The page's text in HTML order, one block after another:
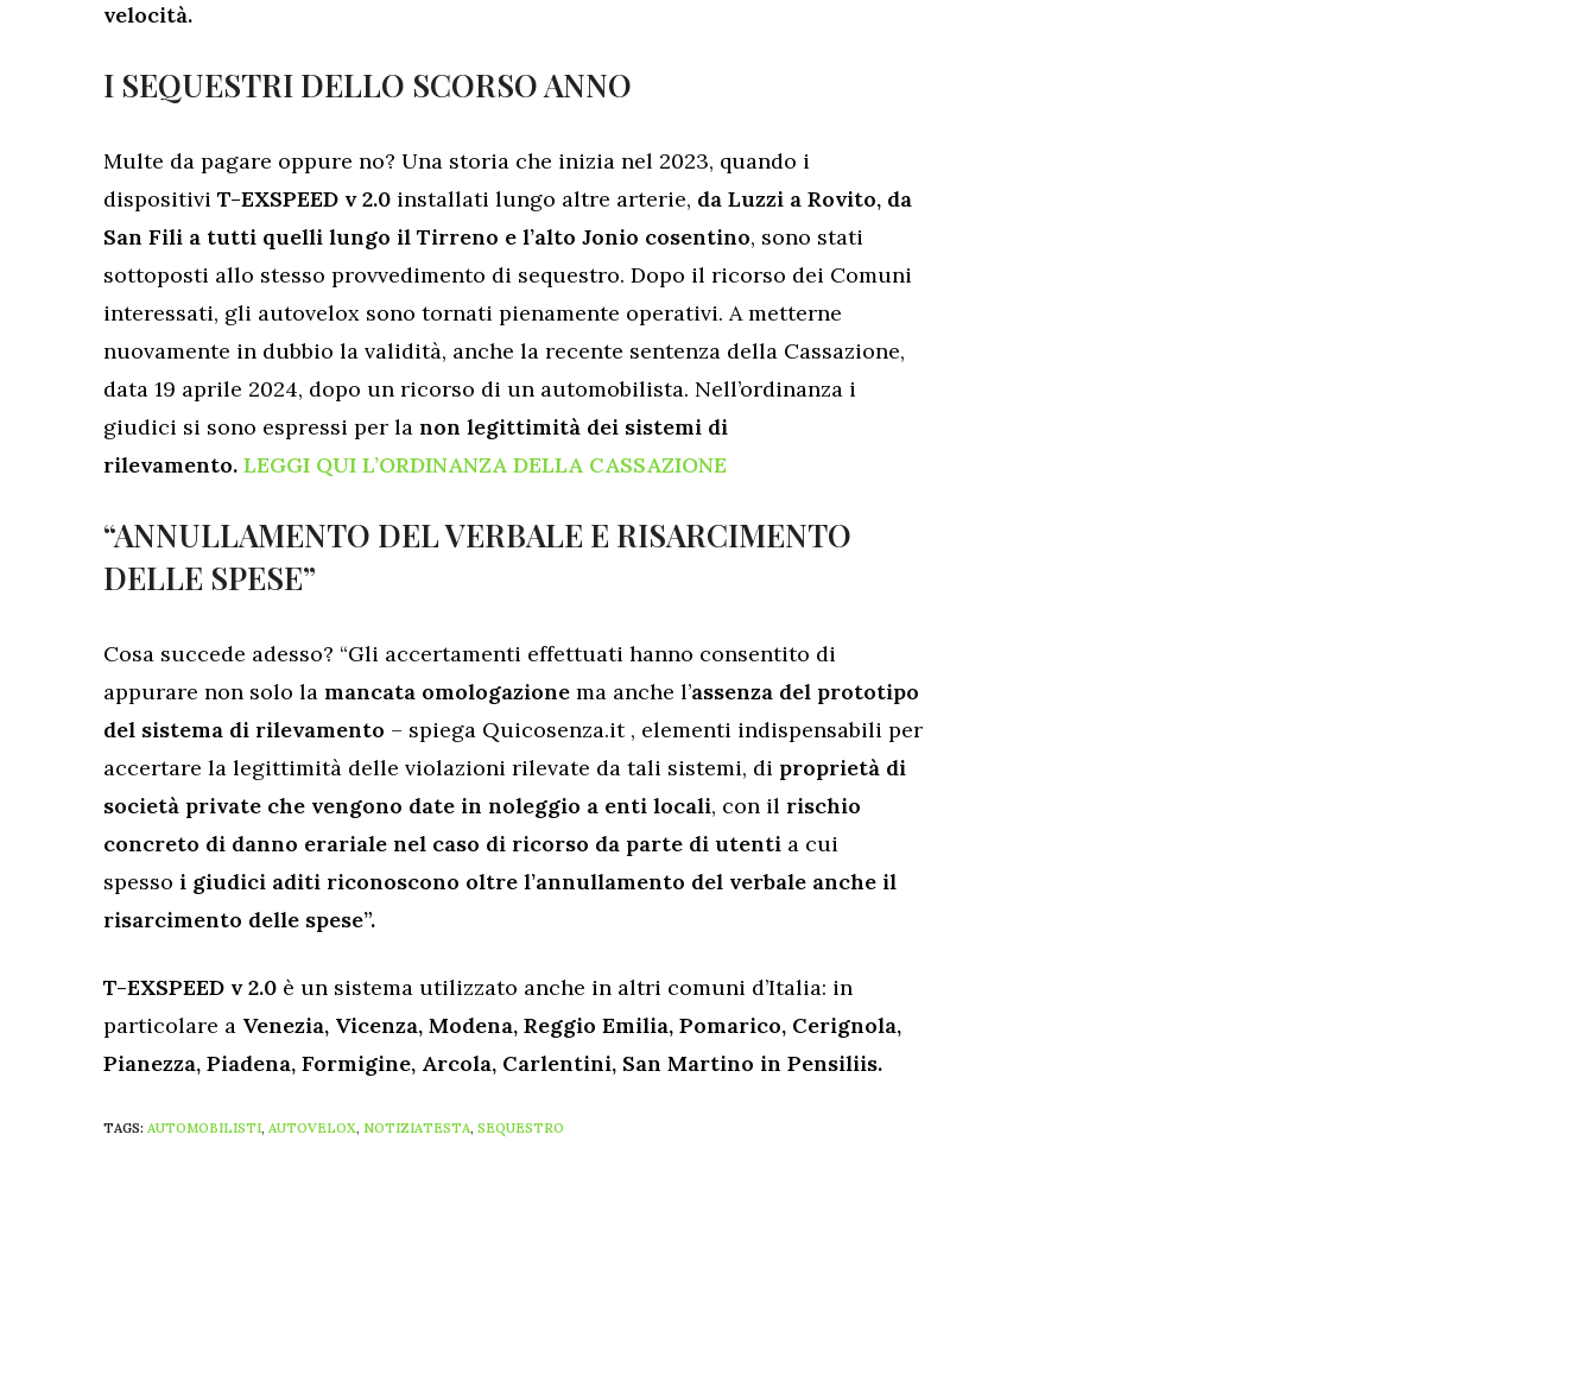
velocità.
I SEQUESTRI DELLO SCORSO ANNO
Multe da pagare oppure no? Una storia che inizia nel 2023, quando i
dispositivi T-EXSPEED v 2.0 installati lungo altre arterie, da Luzzi a Rovito, da
San Fili a tutti quelli lungo il Tirreno e l’alto Jonio cosentino, sono stati
sottoposti allo stesso provvedimento di sequestro. Dopo il ricorso dei Comuni
interessati, gli autovelox sono tornati pienamente operativi. A metterne
nuovamente in dubbio la validità, anche la recente sentenza della Cassazione,
data 19 aprile 2024, dopo un ricorso di un automobilista. Nell’ordinanza i
giudici si sono espressi per la non legittimità dei sistemi di
rilevamento. LEGGI QUI L’ORDINANZA DELLA CASSAZIONE
“ANNULLAMENTO DEL VERBALE E RISARCIMENTO
DELLE SPESE”
Cosa succede adesso? “Gli accertamenti effettuati hanno consentito di
appurare non solo la mancata omologazione ma anche l’assenza del prototipo
del sistema di rilevamento – spiega Quicosenza.it , elementi indispensabili per
accertare la legittimità delle violazioni rilevate da tali sistemi, di proprietà di
società private che vengono date in noleggio a enti locali, con il rischio
concreto di danno erariale nel caso di ricorso da parte di utenti a cui
spesso i giudici aditi riconoscono oltre l’annullamento del verbale anche il
risarcimento delle spese”.
T-EXSPEED v 2.0 è un sistema utilizzato anche in altri comuni d’Italia: in
particolare a Venezia, Vicenza, Modena, Reggio Emilia, Pomarico, Cerignola,
Pianezza, Piadena, Formigine, Arcola, Carlentini, San Martino in Pensiliis.
TAGS: AUTOMOBILISTI, AUTOVELOX, NOTIZIATESTA, SEQUESTRO